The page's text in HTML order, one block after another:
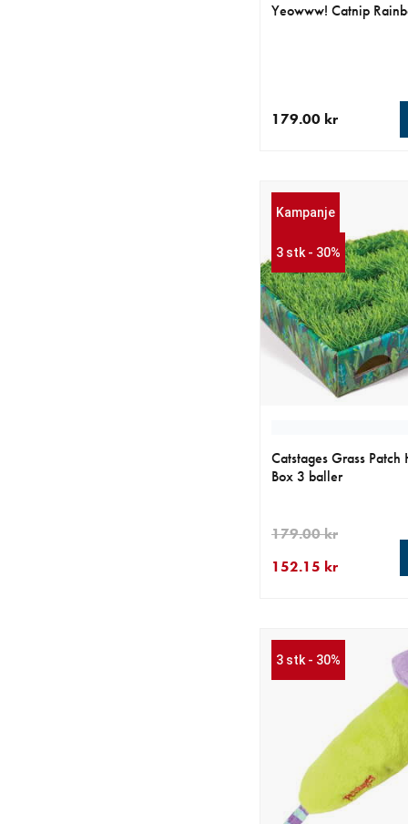
Yeowww! Catnip
179.00 kr
Kampanje
3 stk - 30%
Catstages Grass Patch
Box 3 baller
152.15 kr
179.00 kr
3 stk - 30%